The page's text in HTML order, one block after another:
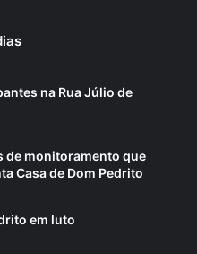
na Rua Júlio de
de monitoramento que
Casa de Dom Pedrito
em luto